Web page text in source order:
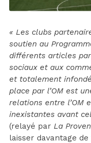
« Les clubs
soutien au
différents articles
sociaux et aux
et totalement
place par l’OM est
relations entre l’OM
inexistantes avant
(relayé par La
laisser davantage